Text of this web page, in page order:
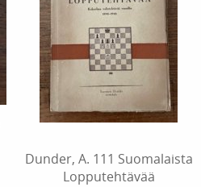
Dunder, A. 111 Suomalaista
Lopputehtävää